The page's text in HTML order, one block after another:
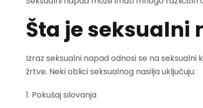
Šta je seksualni
Izraz seksualni napad odnosi se na
žrtve. Neki oblici seksualnog nasilja uključuju:
1. Pokušaj silovanja